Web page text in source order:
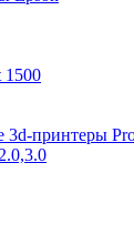
1500
3d-принтеры